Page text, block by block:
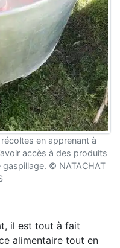
en apprenant à
accès à des produits
gaspillage. © NATACHAT
il est tout à fait
alimentaire tout en